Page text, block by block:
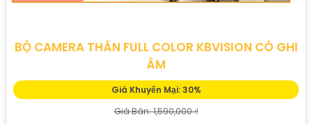
BỘ CAMERA THÂN FULL COLOR KBVISION CÓ GHI
ÂM
Giá Khuyến Mại: 30%
Giá Bán: 1,590,000 ₫